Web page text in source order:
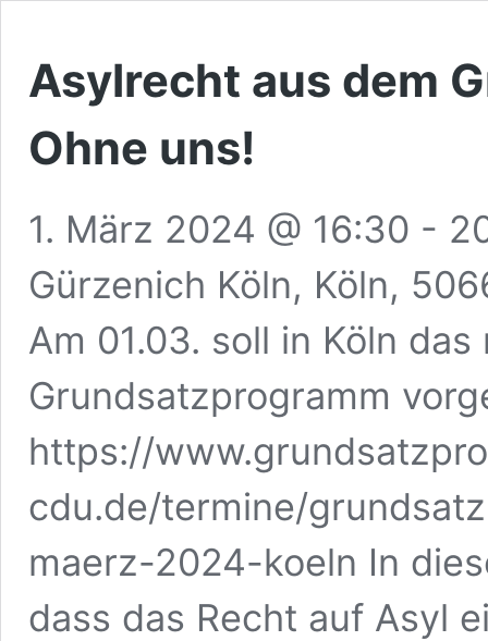
Asylrecht aus dem
Ohne uns!
1. März 2024 @ 16:30 -
Gürzenich Köln, Köln,
Am 01.03. soll in Köln
Grundsatzprogramm
https://
cdu.de/termine/
maerz-2024-koeln In
dass das Recht auf Asyl